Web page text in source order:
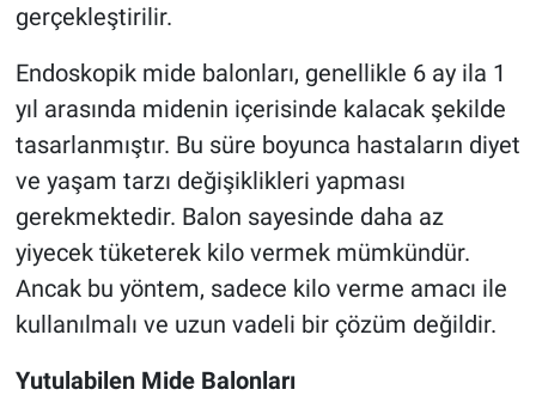
gerçekleştirilir.
Endoskopik mide balonları, genellikle 6 ay ila 1
yıl arasında midenin içerisinde kalacak şekilde
tasarlanmıştır. Bu süre boyunca hastaların diyet
ve yaşam tarzı değişiklikleri yapması
gerekmektedir. Balon sayesinde daha az
yiyecek tüketerek kilo vermek mümkündür.
Ancak bu yöntem, sadece kilo verme amacı ile
kullanılmalı ve uzun vadeli bir çözüm değildir.
Yutulabilen Mide Balonları